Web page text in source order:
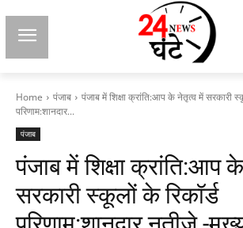
Home पंजाब
पंजाब में शिक्षा क्रांति:आप के नेतृत्व में सरकारी
परिणाम:शानदार...
पंजाब
पंजाब में शिक्षा क्रांति:आप
सरकारी स्कूलों के रिकॉर्ड